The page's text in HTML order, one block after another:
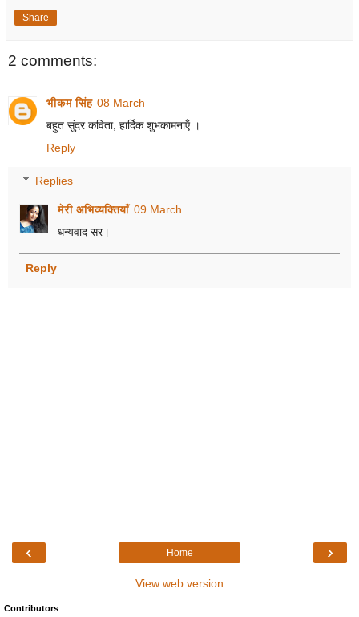
Share
2 comments:
भीकम सिंह 08 March
बहुत सुंदर कविता, हार्दिक शुभकामनाऍं ।
Reply
Replies
मेरी अभिव्यक्तियाँ 09 March
धन्यवाद सर।
Reply
‹ ›
Home
View web version
Contributors